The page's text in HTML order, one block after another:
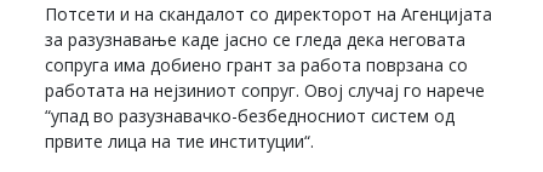
Потсети и на скандалот со директорот на Агенцијата
за разузнавање каде јасно се гледа дека неговата
сопруга има добиено грант за работа поврзана со
работата на нејзиниот сопруг. Овој случај го нарече
“упад во разузнавачко-безбедносниот систем од
првите лица на тие институции“.